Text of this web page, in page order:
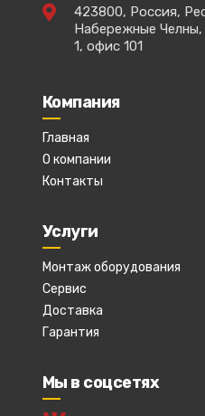
423800, Россия,
Набережные Челны,
1, офис 101
Компания
Главная
О компании
Контакты
Услуги
Монтаж оборудования
Сервис
Доставка
Гарантия
Мы в соцсетях